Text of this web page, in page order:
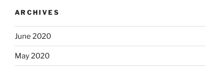
ARCHIVES
June 2020
May 2020